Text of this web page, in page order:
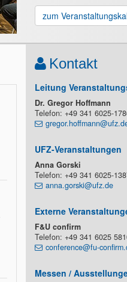
zum
Kontakt
Leitung
Dr. Gregor Hoffmann
Telefon: +49 341 6025-
UFZ-Veranstaltungen
Anna Gorski
Telefon: +49 341 6025-
anna.gorski@ufz.de
Externe
F&U confirm
Telefon: +49 341 6025
conference@fu-
Messen /